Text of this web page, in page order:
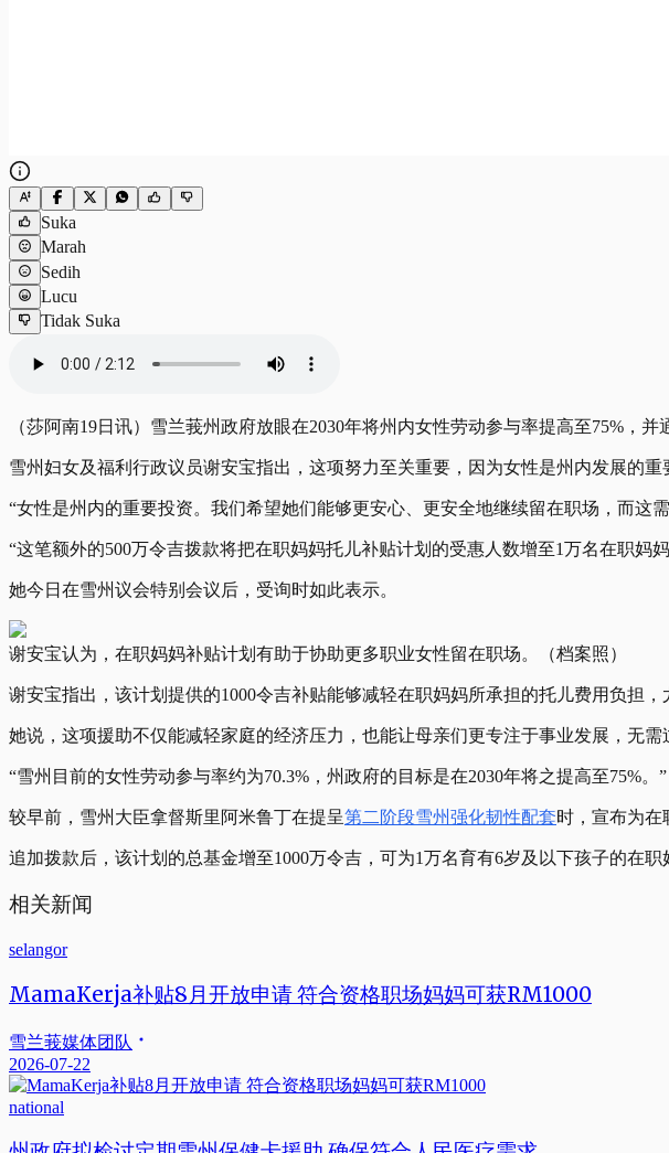
Suka
Marah
Sedih
Lucu
Tidak Suka
（莎阿南19日讯）雪兰莪州政府放眼在2030年将州内女性劳动参与率提高至75%，并
雪州妇女及福利行政议员谢安宝指出，这项努力至关重要，因为女性是州内发展的
“女性是州内的重要投资。我们希望她们能够更安心、更安全地继续留在职场，而这
“这笔额外的500万令吉拨款将把在职妈妈托儿补贴计划的受惠人数增至1万名在职妈
她今日在雪州议会特别会议后，受询时如此表示。
谢安宝认为，在职妈妈补贴计划有助于协助更多职业女性留在职场。（档案照）
谢安宝指出，该计划提供的1000令吉补贴能够减轻在职妈妈所承担的托儿费用负担，
她说，这项援助不仅能减轻家庭的经济压力，也能让母亲们更专注于事业发展，无需
“雪州目前的女性劳动参与率约为70.3%，州政府的目标是在2030年将之提高至75%。”
较早前，雪州大臣拿督斯里阿米鲁丁在提呈第二阶段雪州强化韧性配套时，宣布为在
追加拨款后，该计划的总基金增至1000万令吉，可为1万名育有6岁及以下孩子的在职
相关新闻
selangor
MamaKerja补贴8月开放申请 符合资格职场妈妈可获RM1000
雪兰莪媒体团队
2026-07-22
national